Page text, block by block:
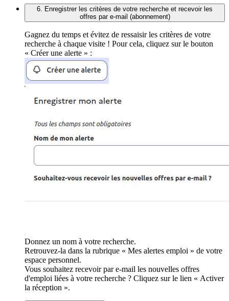
6. Enregistrer les critères de votre recherche et recevoir les
offres par e-mail (abonnement)
Gagnez du temps et évitez de ressaisir les critères de votre
recherche à chaque visite ! Pour cela, cliquez sur le bouton
« Créer une alerte » :
Donnez un nom à votre recherche.
Retrouvez-la dans la rubrique « Mes alertes emploi » de votre
espace personnel.
Vous souhaitez recevoir par e-mail les nouvelles offres
d'emploi liées à votre recherche ? Cliquez sur le lien « Activer
la réception ».